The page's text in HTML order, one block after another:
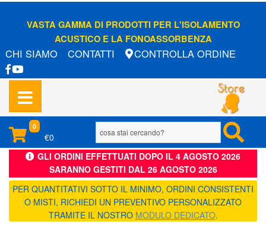
VASTA GAMMA DI PRODOTTI PER L'ISOLAMENTO
ACUSTICO E LA FONOASSORBENZA
CHI SIAMO CONTATTI CONTROLLA ORDINE
0
€0
GLI ORDINI EFFETTUATI DOPO IL 4 AGOSTO 2026
SARANNO GESTITI DAL 26 AGOSTO 2026
PER QUANTITATIVI SOTTO IL MINIMO, ORDINI CONSISTENTI
O MISTI, RICHIEDI UN PREVENTIVO PERSONALIZZATO
TRAMITE IL NOSTRO MODULO DEDICATO.